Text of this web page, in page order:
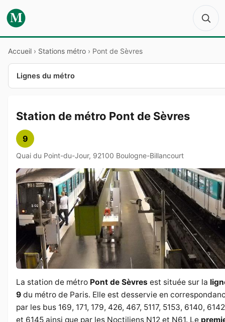
M
Accueil › Stations métro › Pont de Sèvres
Lignes du métro
Station de métro Pont de Sèvres
9
Quai du Point-du-Jour, 92100 Boulogne-Billancourt
La station de métro Pont de Sèvres est située sur la
9 du métro de Paris. Elle est desservie en
par les bus 169, 171, 179, 426, 467, 5117, 5153, 6140, 6142
et 6145 ainsi que par les Noctiliens N12 et N61. Le